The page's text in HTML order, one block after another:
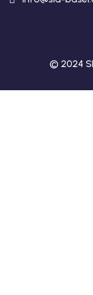
© 2024